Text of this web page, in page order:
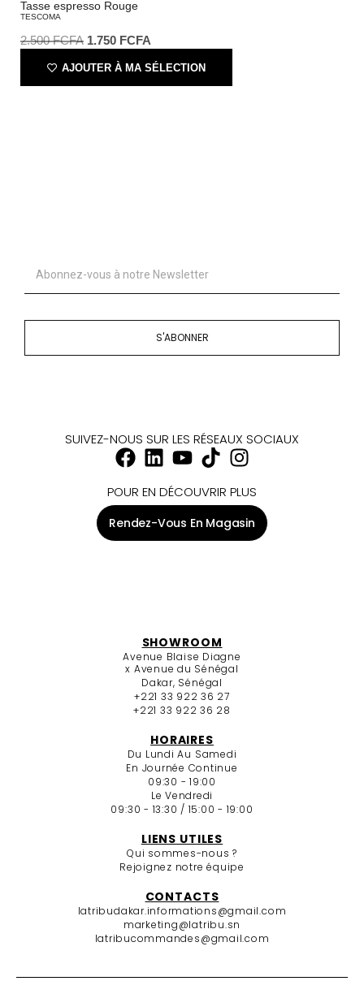
Tasse espresso Rouge
TESCOMA
2.500FCFA 1.750 FCFA
AJOUTER À MA SÉLECTION
S'ABONNER
SUIVEZ-NOUS SUR LES RÉSEAUX SOCIAUX
POUR EN DÉCOUVRIR PLUS
Rendez-Vous En Magasin
SHOWROOM
Avenue Blaise Diagne
x Avenue du Sénégal
Dakar, Sénégal
+221 33 922 36 27
+221 33 922 36 28
HORAIRES
Du Lundi Au Samedi
En Journée Continue
09:30 - 19:00
Le Vendredi
09:30 - 13:30 / 15:00 - 19:00
LIENS UTILES
Qui sommes-nous ?
Rejoignez notre équipe
CONTACTS
latribudakar.informations@gmail.com
marketing@latribu.sn
latribucommandes@gmail.com